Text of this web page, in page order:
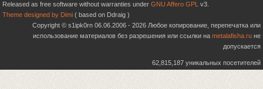
Released as free software without warranties under GNU Affero GPL v3.
Theme designed by Dimi ( based on Ddraig )
Copyright © s1ipk0rn 06.06.2006 - 2026 Любое копирование, перепечатка или
использование материалов без разрешения или ссылки на metalafisha.ru не
допускается
62,815,187 уникальных посетителей